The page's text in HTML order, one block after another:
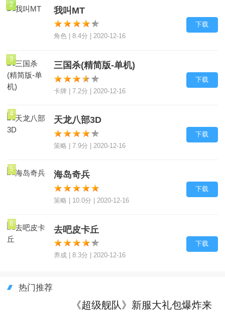
2
我叫MT
角色 | 8.4分 | 2020-12-16
下载
3
三国杀(精简版-单机)
卡牌 | 7.2分 | 2020-12-16
下载
4
天龙八部3D
策略 | 7.9分 | 2020-12-16
下载
5
海岛奇兵
策略 | 10.0分 | 2020-12-16
下载
6
去吧皮卡丘
养成 | 8.3分 | 2020-12-16
下载
热门推荐
《超级舰队》新服大礼包爆炸来